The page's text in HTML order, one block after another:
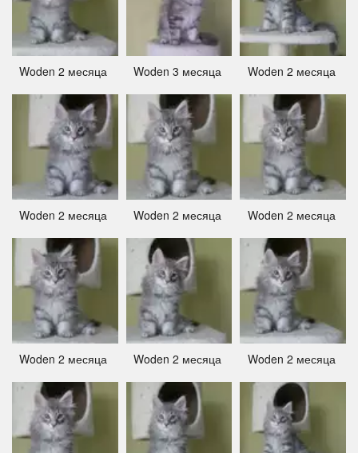
Woden 2 месяца ­ Woden 3 месяца ­ Woden 2 месяца ­
Woden 2 месяца ­ Woden 2 месяца ­ Woden 2 месяца ­
Woden 2 месяца ­ Woden 2 месяца ­ Woden 2 месяца ­